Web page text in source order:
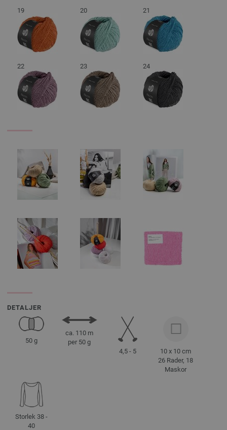
19 20 21
22 23 24
DETALJER
50 g
ca. 110 m
per 50 g
4,5 - 5
10 x 10 cm
26 Rader, 18
Maskor
Storlek 38 -
40